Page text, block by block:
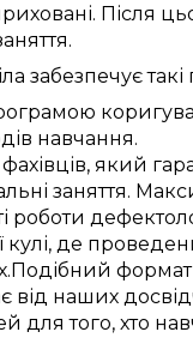
. Після
.
забезпечує такі
навчання.
фахівців, який
заняття.
роботи
, де
.Подібний формат
від наших
длятого, хто